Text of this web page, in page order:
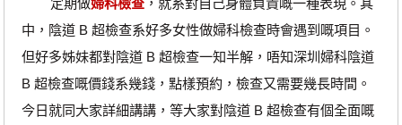
定期做婦科檢查，就系對自己身體負責嘅一種表現。其
中，陰道 B 超檢查系好多女性做婦科檢查時會遇到嘅項目。
但好多姊妹都對陰道 B 超檢查一知半解，唔知深圳婦科陰道
B 超檢查嘅價錢系幾錢，點樣預約，檢查又需要幾長時間。
今日就同大家詳細講講，等大家對陰道 B 超檢查有個全面嘅